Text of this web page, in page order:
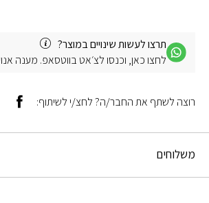
תרצו לעשות שינויים במוצר?
לחצו כאן, וכנסו לצ׳אט בווטסאפ. מענה
משלוחים
רוצה לשתף את החבר/ה? לחצ/י לשיתוף: